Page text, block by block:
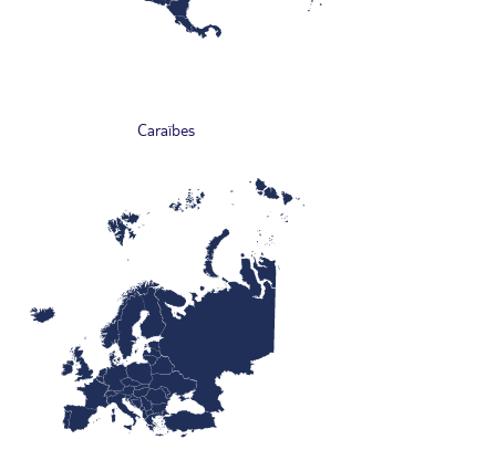
Caraïbes